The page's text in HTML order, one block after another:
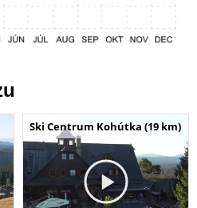
Ski Centrum Kohútka (19 km)